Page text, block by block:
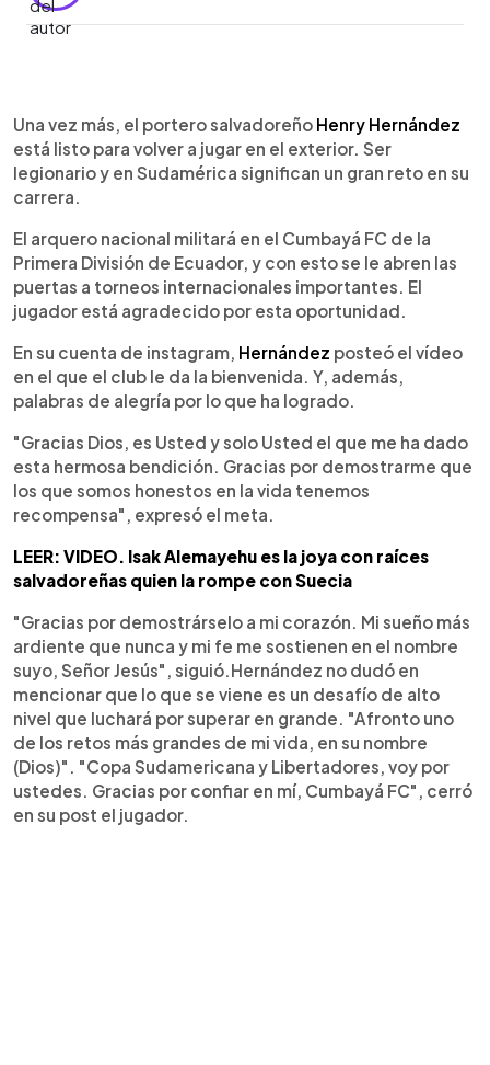
Escuchar artículo
Una vez más, el portero salvadoreño Henry Hernández
está listo para volver a jugar en el exterior. Ser
legionario y en Sudamérica significan un gran reto en su
carrera.
El arquero nacional militará en el Cumbayá FC de la
Primera División de Ecuador, y con esto se le abren las
puertas a torneos internacionales importantes. El
jugador está agradecido por esta oportunidad.
En su cuenta de instagram, Hernández posteó el vídeo
en el que el club le da la bienvenida. Y, además,
palabras de alegría por lo que ha logrado.
"Gracias Dios, es Usted y solo Usted el que me ha dado
esta hermosa bendición. Gracias por demostrarme que
los que somos honestos en la vida tenemos
recompensa", expresó el meta.
LEER: VIDEO. Isak Alemayehu es la joya con raíces
salvadoreñas quien la rompe con Suecia
"Gracias por demostrárselo a mi corazón. Mi sueño más
ardiente que nunca y mi fe me sostienen en el nombre
suyo, Señor Jesús", siguió.Hernández no dudó en
mencionar que lo que se viene es un desafío de alto
nivel que luchará por superar en grande. "Afronto uno
de los retos más grandes de mi vida, en su nombre
(Dios)". "Copa Sudamericana y Libertadores, voy por
ustedes. Gracias por confiar en mí, Cumbayá FC", cerró
en su post el jugador.